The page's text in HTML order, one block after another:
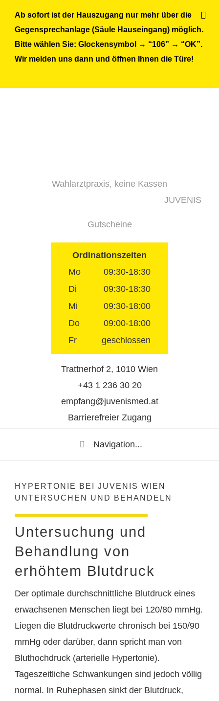
content
Ordinationszeiten
Mo
09:30-18:30
Di
09:30-18:30
Mi
09:30-18:00
Do
09:00-18:00
Fr
geschlossen
Trattnerhof 2, 1010 Wien
+43 1 236 30 20
empfang@juvenismed.at
Barrierefreier Zugang
Wahlarztpraxis, keine Kassen
JUVENIS
Gutscheine
Navigation...
HYPERTONIE BEI JUVENIS WIEN
UNTERSUCHEN UND BEHANDELN
Untersuchung und
Behandlung von
erhöhtem Blutdruck
Der optimale durchschnittliche Blutdruck eines
erwachsenen Menschen liegt bei 120/80 mmHg.
Liegen die Blutdruckwerte chronisch bei 150/90
mmHg oder darüber, dann spricht man von
Bluthochdruck (arterielle Hypertonie).
Tageszeitliche Schwankungen sind jedoch völlig
normal. In Ruhephasen sinkt der Blutdruck,
Ab sofort ist der Hauszugang nur mehr über die
Gegensprechanlage (Säule Hauseingang) möglich.
Bitte wählen Sie: Glockensymbol → “106” → “OK”.
Wir melden uns dann und öffnen Ihnen die Türe!